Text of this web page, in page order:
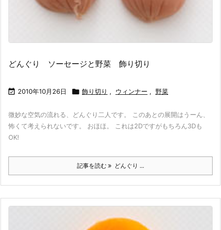
どんぐり ソーセージと野菜 飾り切り
 2010年10月26日  飾り切り , ウィンナー , 野菜
微妙な空気の流れる、どんぐり二人です。 このあとの展開はうーん、
怖くて考えられないです。 おほほ。 これは2Dですがもちろん3Dも
OK!
記事を読む どんぐり ...